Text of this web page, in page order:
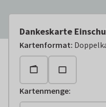
Dankeskarte
Kartenformat:
Kartenmenge: